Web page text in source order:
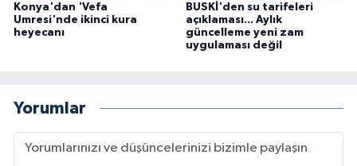
Konya'dan 'Vefa
Umresi'nde ikinci kura
heyecanı
BUSKİ'den su tarifeleri
açıklaması... Aylık
güncelleme yeni zam
uygulaması değil
Yorumlar